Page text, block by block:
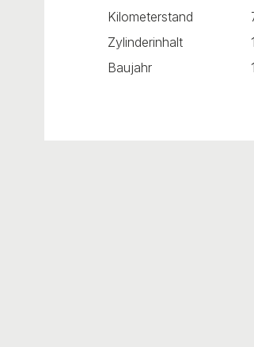
Kilometerstand
Zylinderinhalt
Baujahr